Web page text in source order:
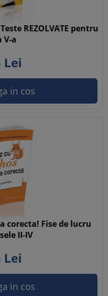
REZOLVATE pentru
V-a
Lei
in cos
corecta! Fise de lucru
II-IV
Lei
in cos